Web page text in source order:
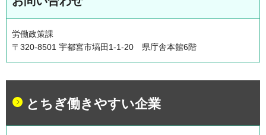
労働政策課
〒320-8501 宇都宮市塙田1-1-20 県庁舎本館6階
とちぎ働きやすい企業